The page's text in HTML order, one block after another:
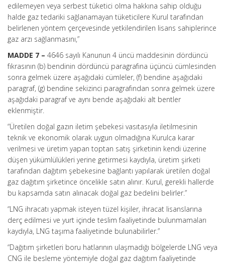
edilemeyen veya serbest tüketici olma hakkına sahip olduğu
halde gaz tedariki sağlanamayan tüketicilere Kurul tarafından
belirlenen yöntem çerçevesinde yetkilendirilen lisans sahiplerince
gaz arzı sağlanmasını,”
MADDE 7 – 4646 sayılı Kanunun 4 üncü maddesinin dördüncü
fıkrasının (b) bendinin dördüncü paragrafına üçüncü cümlesinden
sonra gelmek üzere aşağıdaki cümleler, (f) bendine aşağıdaki
paragraf, (g) bendine sekizinci paragrafından sonra gelmek üzere
aşağıdaki paragraf ve aynı bende aşağıdaki alt bentler
eklenmiştir.
“Üretilen doğal gazın iletim şebekesi vasıtasıyla iletilmesinin
teknik ve ekonomik olarak uygun olmadığına Kurulca karar
verilmesi ve üretim yapan toptan satış şirketinin kendi üzerine
düşen yükümlülükleri yerine getirmesi kaydıyla, üretim şirketi
tarafından dağıtım şebekesine bağlantı yapılarak üretilen doğal
gaz dağıtım şirketince öncelikle satın alınır. Kurul, gerekli hallerde
bu kapsamda satın alınacak doğal gaz bedelini belirler.”
“LNG ihracatı yapmak isteyen tüzel kişiler, ihracat lisanslarına
derç edilmesi ve yurt içinde teslim faaliyetinde bulunmamaları
kaydıyla, LNG taşıma faaliyetinde bulunabilirler.”
“Dağıtım şirketleri boru hatlarının ulaşmadığı bölgelerde LNG veya
CNG ile besleme yöntemiyle doğal gaz dağıtım faaliyetinde